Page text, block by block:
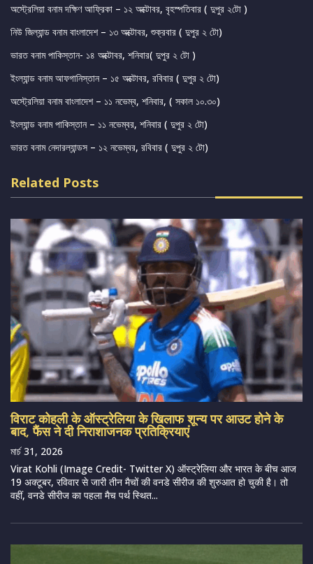
অস্ট্রেলিয়া বনাম দক্ষিণ আফ্রিকা – ১২ অক্টোবর, বৃহস্পতিবার ( দুপুর ২টো )
নিউ জিল্যান্ড বনাম বাংলাদেশ – ১৩ অক্টোবর, শুক্রবার ( দুপুর ২ টো)
ভারত বনাম পাকিস্তান- ১৪ অক্টোবর, শনিবার( দুপুর ২ টো )
ইংল্যান্ড বনাম আফগানিস্তান – ১৫ অক্টোবর, রবিবার ( দুপুর ২ টো)
অস্ট্রেলিয়া বনাম বাংলাদেশ – ১১ নভেম্ব, শনিবার, ( সকাল ১০.৩০)
ইংল্যান্ড বনাম পাকিস্তান – ১১ নভেম্বর, শনিবার ( দুপুর ২ টো)
ভারত বনাম নেদারল্যান্ডস – ১২ নভেম্বর, রবিবার ( দুপুর ২ টো)
Related Posts
विराट कोहली के ऑस्ट्रेलिया के खिलाफ शून्य पर आउट होने के
बाद, फैंस ने दी निराशाजनक प्रतिक्रियाएं
মার্চ 31, 2026
Virat Kohli (Image Credit- Twitter X) ऑस्ट्रेलिया और भारत के बीच आज
19 अक्टूबर, रविवार से जारी तीन मैचों की वनडे सीरीज की शुरुआत हो चुकी है। तो
वहीं, वनडे सीरीज का पहला मैच पर्थ स्थित...